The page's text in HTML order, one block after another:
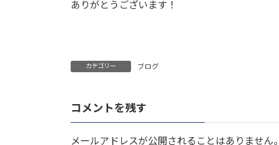
ありがとうございます！
カテゴリー ブログ
コメントを残す
メールアドレスが公開されることはありません。